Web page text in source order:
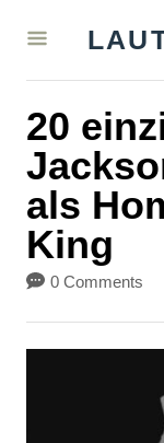
20
als
King
0 Comments